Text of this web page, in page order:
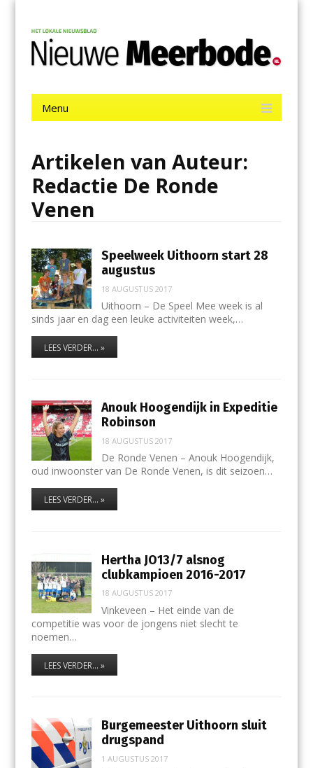
contentNieuwe Meerbode
Menu
Artikelen van Auteur:
Redactie De Ronde
Venen
Speelweek Uithoorn start 28
augustus
18 AUGUSTUS 2017
Uithoorn – De Speel Mee week is al
sinds jaar en dag een leuke activiteiten week,…
LEES VERDER... »
Anouk Hoogendijk in Expeditie
Robinson
18 AUGUSTUS 2017
De Ronde Venen – Anouk Hoogendijk,
oud inwoonster van De Ronde Venen, is dit seizoen…
LEES VERDER... »
Hertha JO13/7 alsnog
clubkampioen 2016-2017
18 AUGUSTUS 2017
Vinkeveen – Het einde van de
competitie was voor de jongens niet slecht te
noemen…
LEES VERDER... »
Burgemeester Uithoorn sluit
drugspand
1 AUGUSTUS 2017